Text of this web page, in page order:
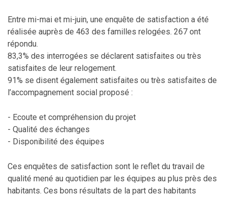
Entre mi-mai et mi-juin, une enquête de satisfaction a été
réalisée auprès de 463 des familles relogées. 267 ont
répondu.
83,3% des interrogées se déclarent satisfaites ou très
satisfaites de leur relogement.
91% se disent également satisfaites ou très satisfaites de
l’accompagnement social proposé :
- Ecoute et compréhension du projet
- Qualité des échanges
- Disponibilité des équipes
Ces enquêtes de satisfaction sont le reflet du travail de
qualité mené au quotidien par les équipes au plus près des
habitants. Ces bons résultats de la part des habitants